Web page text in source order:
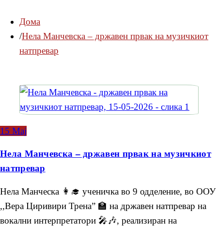
Дома
Нела Манчевска – државен првак на музичкиот
натпревар
15 Мај
Нела Манчевска – државен првак на музичкиот
натпревар
Нела Манческа 👩‍🎓 ученичка во 9 одделение, во ООУ
,,Вера Циривири Трена” 🏫 на државен натпревар на
вокални интерпретатори 🎤🎶, реализиран на